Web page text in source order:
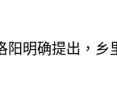
明确提出，